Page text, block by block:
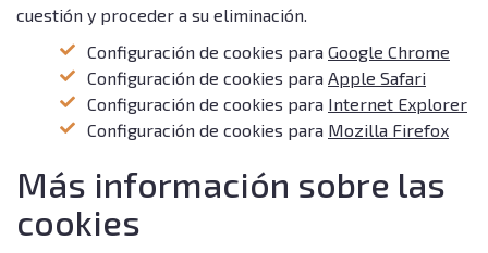
cuestión y proceder a su eliminación.
Configuración de cookies para Google Chrome
Configuración de cookies para Apple Safari
Configuración de cookies para Internet Explorer
Configuración de cookies para Mozilla Firefox
Más información sobre las
cookies